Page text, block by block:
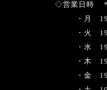
◇営業日時 ＊
・月
・火
・水
・木
・金